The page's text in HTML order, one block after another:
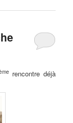
rencontre déjà